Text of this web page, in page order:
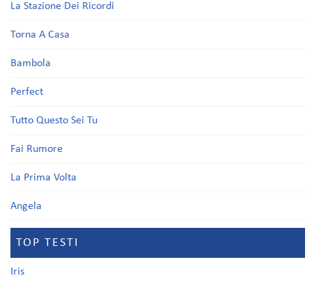
La Stazione Dei Ricordi
Torna A Casa
Bambola
Perfect
Tutto Questo Sei Tu
Fai Rumore
La Prima Volta
Angela
TOP TESTI
Iris